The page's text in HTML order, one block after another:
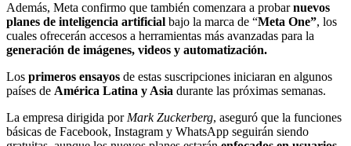
Además, Meta confirmo que también comenzara a probarnuevos
planes de inteligencia artificial bajo la marca de “Meta One”, los
cuales ofrecerán accesos a herramientas más avanzadas para la
generación de imágenes, videos y automatización.
Los primeros ensayos de estas suscripciones iniciaran en algunos
países de América Latina y Asia durante las próximas semanas.
La empresa dirigida por Mark Zuckerberg, aseguró que la funciones
básicas de Facebook, Instagram y WhatsApp seguirán siendo